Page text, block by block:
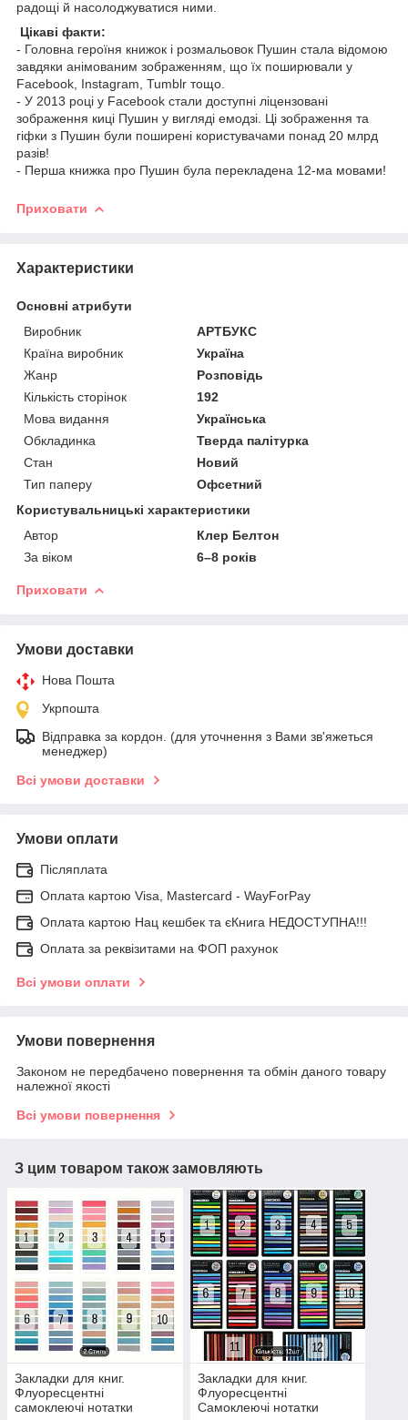
радощі й насолоджуватися ними.
Цікаві факти:
- Головна героїня книжок і розмальовок Пушин стала відомою
завдяки анімованим зображенням, що їх поширювали у
Facebook, Instagram, Tumblr тощо.
- У 2013 році у Facebook стали доступні ліцензовані
зображення киці Пушин у вигляді емодзі. Ці зображення та
гіфки з Пушин були поширені користувачами понад 20 млрд
разів!
- Перша книжка про Пушин була перекладена 12-ма мовами!
Приховати
Характеристики
Основні атрибути
Виробник
АРТБУКС
Країна виробник
Україна
Жанр
Розповідь
Кількість сторінок
192
Мова видання
Українська
Обкладинка
Тверда палітурка
Стан
Новий
Тип паперу
Офсетний
Користувальницькі характеристики
Автор
Клер Белтон
За віком
6–8 років
Приховати
Умови доставки
Нова Пошта
Укрпошта
Відправка за кордон. (для уточнення з Вами зв'яжеться
менеджер)
Всі умови доставки
Умови оплати
Післяплата
Оплата картою Visa, Mastercard - WayForPay
Оплата картою Нац кешбек та єКнига НЕДОСТУПНА!!!
Оплата за реквізитами на ФОП рахунок
Всі умови оплати
Умови повернення
Законом не передбачено повернення та обмін даного товару
належної якості
Всі умови повернення
З цим товаром також замовляють
Закладки для книг.
Флуоресцентні
самоклеючі нотатки
Закладки для книг.
Флуоресцентні
Самоклеючі нотатки